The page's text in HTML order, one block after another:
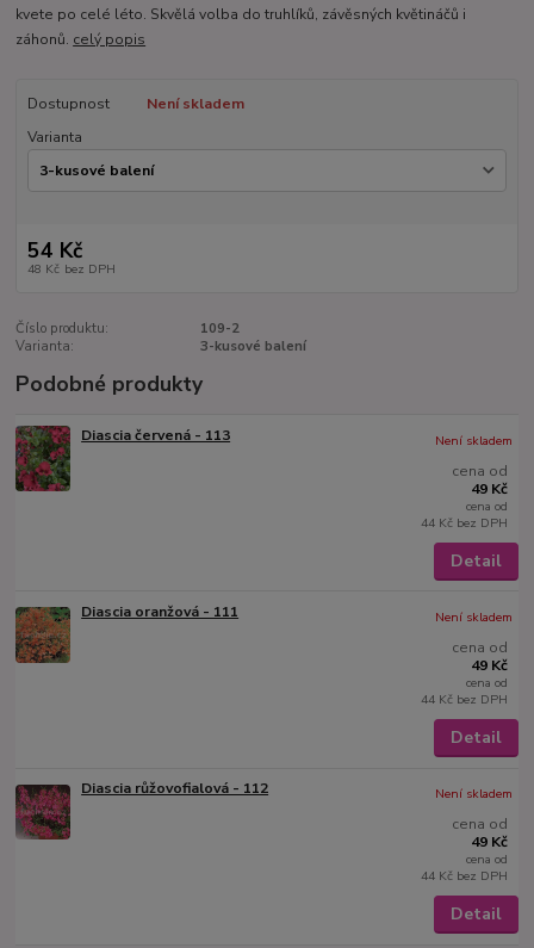
kvete po celé léto. Skvělá volba do truhlíků, závěsných květináčů i
záhonů. celý popis
Dostupnost
Není skladem
Varianta
54 Kč
48 Kč bez DPH
Číslo produktu:
109-2
Varianta:
3-kusové balení
Podobné produkty
Diascia červená - 113
cena od
49 Kč
cena od
44 Kč bez DPH
Není skladem
Detail
Diascia oranžová - 111
cena od
49 Kč
cena od
44 Kč bez DPH
Není skladem
Detail
Diascia růžovofialová - 112
cena od
49 Kč
cena od
44 Kč bez DPH
Není skladem
Detail